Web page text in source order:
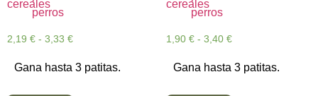
2,19 € - 3,33 €
Gana hasta 3 patitas.
1,90 € - 3,40 €
Gana hasta 3 patitas.